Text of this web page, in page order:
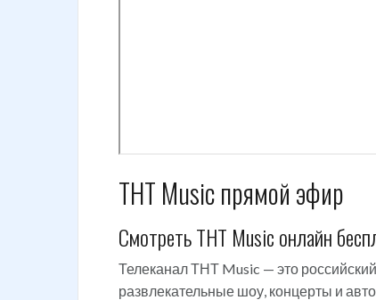
ТНТ Music прямой эфир
Смотреть ТНТ Music онлайн
Телеканал ТНТ Music — это
развлекательные шоу, концерты и